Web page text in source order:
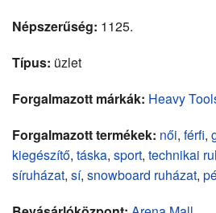
Népszerűség: 1125.
Típus: üzlet
Forgalmazott márkák: Heavy
Forgalmazott termékek: női, férfi,
kiegészítő, táska, sport, technikai
síruházat, sí, snowboard ruházat,